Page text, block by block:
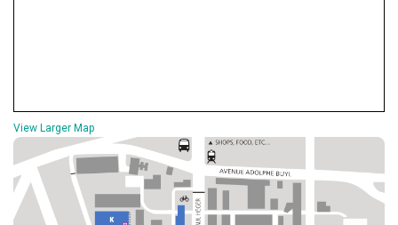
View Larger Map